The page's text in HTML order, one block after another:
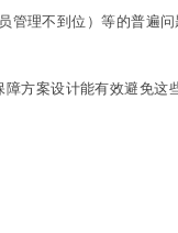
管理不到位）等的普遍问
方案设计能有效避免这